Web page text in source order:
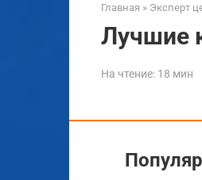
Главная » Эксперт
Лучшие
На чтение: 18 мин